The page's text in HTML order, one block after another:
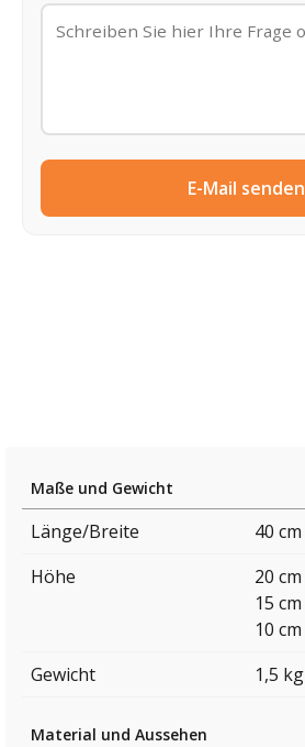
E-Mail senden
Maße und Gewicht
Länge/Breite
40 cm
Höhe
20 cm
15 cm
10 cm
Gewicht
1,5 kg
Material und Aussehen